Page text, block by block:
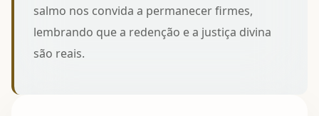
salmo nos convida a permanecer firmes,
lembrando que a redenção e a justiça divina
são reais.